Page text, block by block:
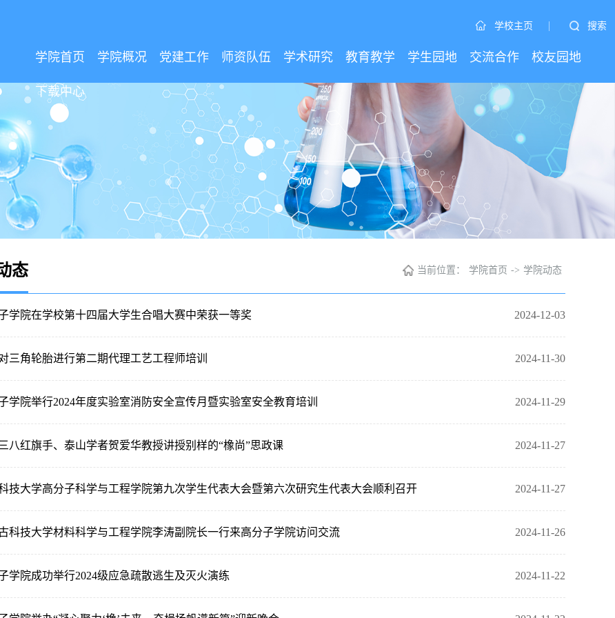
学校主页 | 搜索
学院首页 学院概况 党建工作 师资队伍 学术研究 教育教学 学生园地 交流合作 校友园地
下载中心
态 当前位置： 学院首页 -> 学院动态
2024-12-03
学院在学校第十四届大学生合唱大赛中荣获一等奖
2024-11-30
三角轮胎进行第二期代理工艺工程师培训
2024-11-29
学院举行2024年度实验室消防安全宣传月暨实验室安全教育培训
2024-11-27
八红旗手、泰山学者贺爱华教授讲授别样的“橡尚”思政课
2024-11-27
技大学高分子科学与工程学院第九次学生代表大会暨第六次研究生代表大会顺利召开
2024-11-26
科技大学材料科学与工程学院李涛副院长一行来高分子学院访问交流
2024-11-22
学院成功举行2024级应急疏散逃生及灭火演练